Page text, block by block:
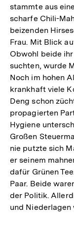
stammte aus
scharfe Chili-
beizenden
Frau. Mit Blick
Obwohl beide
suchten, wurde
Noch im hohen
krankhaft viele
Deng schon
propagierten
Hygiene
Großen
nie putzte sich
er seinem
dafür Grünen
Paar. Beide
der Politik.
und Niederlagen